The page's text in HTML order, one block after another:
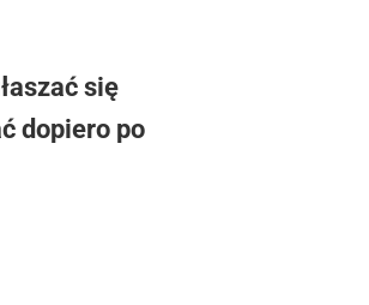
się
dopiero po